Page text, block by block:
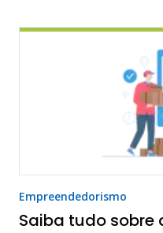
Empreendedorismo
Saiba tudo sobre